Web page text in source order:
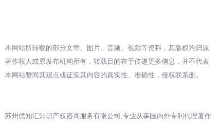
本网站所转载的部分文章、图片、音频、视频等资料，其版权均归原
著作权人或原发布机构所有，转载目的在于传递更多信息，并不代表
本网站赞同其观点或证实其内容的真实性、准确性，侵权联系删。
苏州优知汇知识产权咨询服务有限公司,专业从事国内外专利代理著作